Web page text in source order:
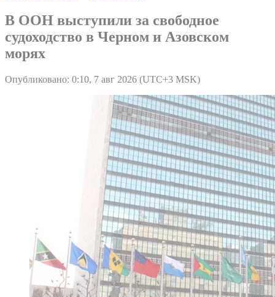
В ООН выступили за свободное
судоходство в Черном и Азовском
морях
Опубликовано: 0:10, 7 авг 2026 (UTC+3 MSK)